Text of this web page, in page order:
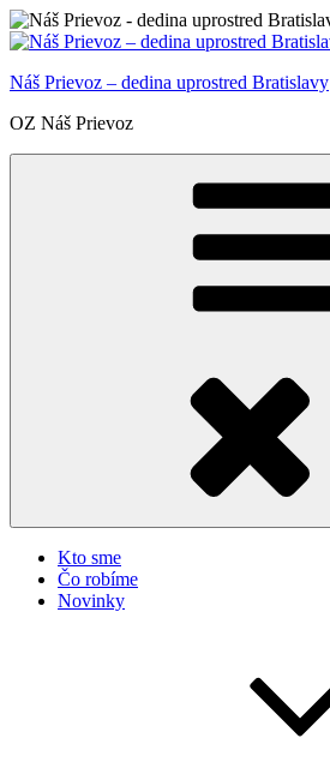
Prejsť
na
Náš Prievoz – dedina uprostred Bratislavy
OZ Náš Prievoz
Kto sme
Čo robíme
Novinky